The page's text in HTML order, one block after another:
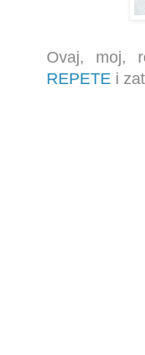
Ovaj, moj,
REPETE i